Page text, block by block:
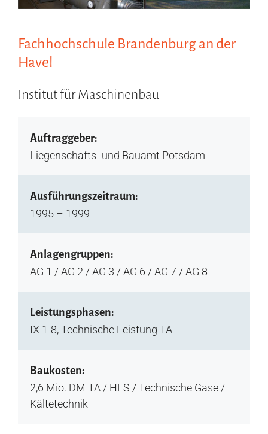
Fachhochschule Brandenburg an der
Havel
Institut für Maschinenbau
Auftraggeber:
Liegenschafts- und Bauamt Potsdam
Ausführungszeitraum:
1995 – 1999
Anlagengruppen:
AG 1 / AG 2 / AG 3 / AG 6 / AG 7 / AG 8
Leistungsphasen:
IX 1-8, Technische Leistung TA
Baukosten:
2,6 Mio. DM TA / HLS / Technische Gase /
Kältetechnik